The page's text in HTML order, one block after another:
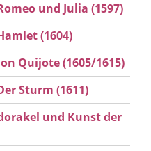
und Julia (1597)
(1604)
Quijote (1605/1615)
Sturm (1611)
und Kunst der